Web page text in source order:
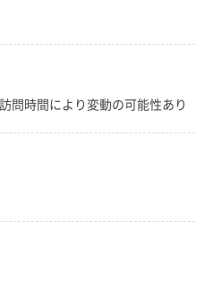
時間により変動の可能性あり